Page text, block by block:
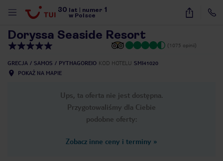
30 lat numer 1
w Polsce
46
Doryssa Seaside Resort
(1075 opinii)
GRECJA SAMOS PYTHAGOREIO KOD HOTELU SMI41020
POKAŻ NA MAPIE
Ups, ta oferta nie jest dostępna.
Przygotowaliśmy dla Ciebie
podobne oferty:
Zobacz inne ceny i terminy »